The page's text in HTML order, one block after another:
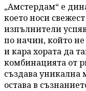
„Амстердам“ е
което носи
изпълнители
по начин, който
и кара хората да
комбинацията от
създава уникална
остава в